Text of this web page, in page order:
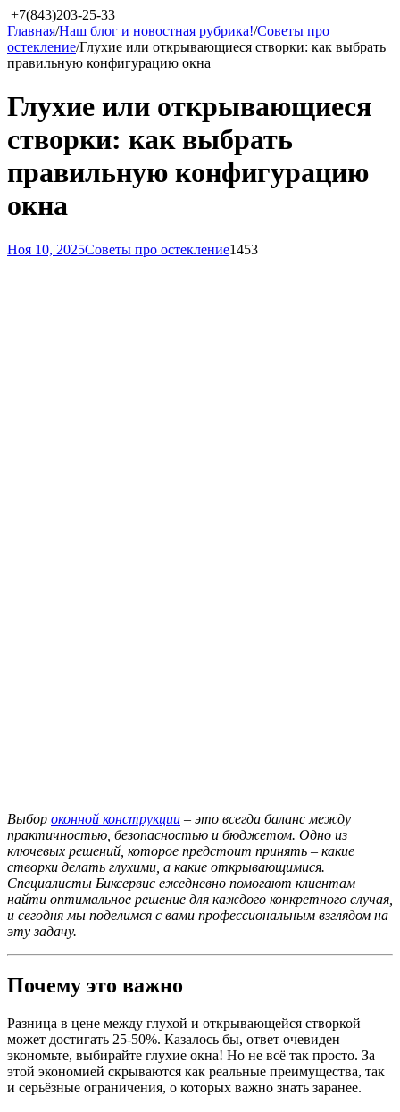
+7(843)203-25-33
Главная/Наш блог и новостная рубрика!/Советы про
остекление/Глухие или открывающиеся створки: как выбрать
правильную конфигурацию окна
Глухие или открывающиеся
створки: как выбрать
правильную конфигурацию
окна
Ноя 10, 2025Советы про остекление1453
Выбор оконной конструкции – это всегда баланс между
практичностью, безопасностью и бюджетом. Одно из
ключевых решений, которое предстоит принять – какие
створки делать глухими, а какие открывающимися.
Специалисты Биксервис ежедневно помогают клиентам
найти оптимальное решение для каждого конкретного случая,
и сегодня мы поделимся с вами профессиональным взглядом на
эту задачу.
Почему это важно
Разница в цене между глухой и открывающейся створкой
может достигать 25-50%. Казалось бы, ответ очевиден –
экономьте, выбирайте глухие окна! Но не всё так просто. За
этой экономией скрываются как реальные преимущества, так
и серьёзные ограничения, о которых важно знать заранее.